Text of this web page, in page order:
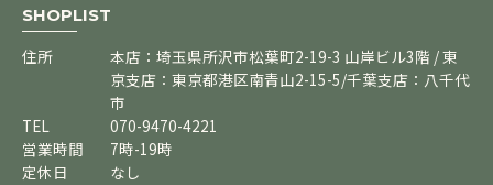
SHOPLIST
住所
本店：埼玉県所沢市松葉町2-19-3 山岸ビル3階 / 東
京支店：東京都港区南青山2-15-5/千葉支店：八千代
市
TEL
070-9470-4221
営業時間
7時-19時
定休日
なし